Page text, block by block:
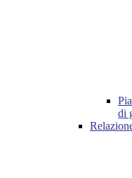
di